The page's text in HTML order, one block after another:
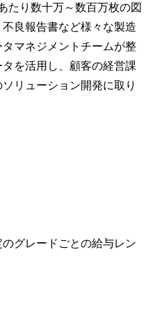
たり数十万～数百万枚の図
良報告書など様々な製造
マネジメントチームが整
を活用し、顧客の経営課
リューション開発に取り
グレードごとの給与レン